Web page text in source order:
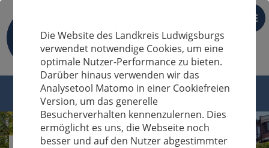
DE
Die Website des Landkreis Ludwigsburgs
verwendet notwendige Cookies, um eine
optimale Nutzer-Performance zu bieten.
Darüber hinaus verwenden wir das
Analysetool Matomo in einer Cookiefreien
Version, um das generelle
Besucherverhalten kennenzulernen. Dies
ermöglicht es uns, die Webseite noch
besser und auf den Nutzer abgestimmter